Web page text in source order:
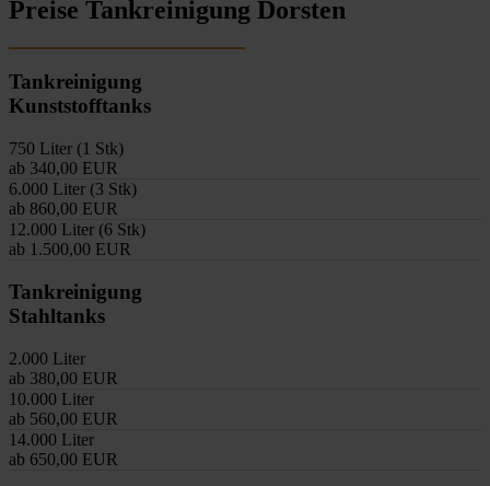
Preise Tankreinigung Dorsten
Tankreinigung
Kunststofftanks
750 Liter (1 Stk)
ab 340,00 EUR
6.000 Liter (3 Stk)
ab 860,00 EUR
12.000 Liter (6 Stk)
ab 1.500,00 EUR
Tankreinigung
Stahltanks
2.000 Liter
ab 380,00 EUR
10.000 Liter
ab 560,00 EUR
14.000 Liter
ab 650,00 EUR